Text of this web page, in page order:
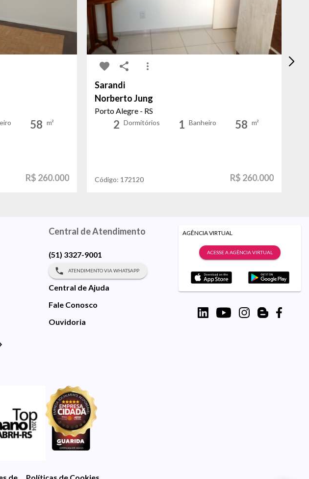
58 m²
R$ 260.000
Sarandi
Norberto Jung
Porto Alegre - RS
2 Dormitórios 1 Banheiro 58 m²
Código: 172120 R$ 260.000
Central de Atendimento
(51) 3327-9001
ATENDIMENTO VIA WHATSAPP
Central de Ajuda
Fale Conosco
Ouvidoria
AGÊNCIA VIRTUAL
ACESSE A AGÊNCIA VIRTUAL
de UsoPolíticas de Cookies